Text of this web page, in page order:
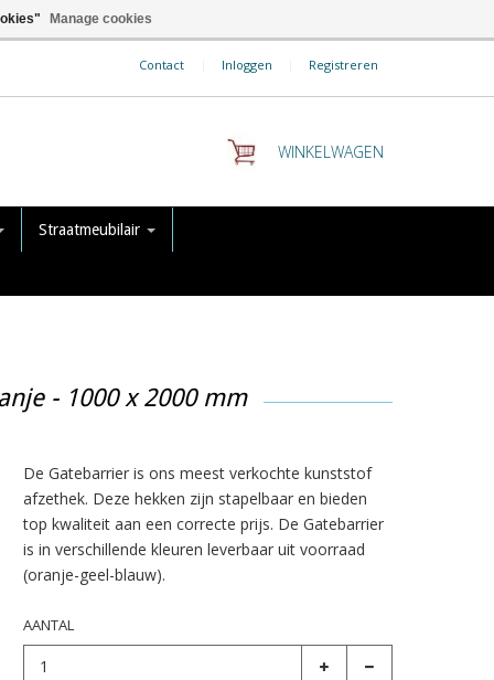
Contact | Inloggen | Registreren
WINKELWAGEN
Straatmeubilair
- 1000 x 2000 mm
De Gatebarrier is ons meest verkochte kunststof
afzethek. Deze hekken zijn stapelbaar en bieden
top kwaliteit aan een correcte prijs. De Gatebarrier
is in verschillende kleuren leverbaar uit voorraad
(oranje-geel-blauw).
AANTAL
Manage cookies